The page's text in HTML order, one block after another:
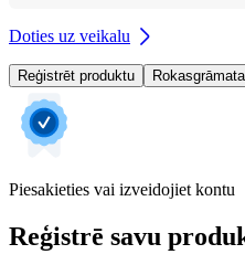
Doties uz veikalu
Reģistrēt produktu
Piesakieties vai izveidojiet kontu
Reģistrē savu